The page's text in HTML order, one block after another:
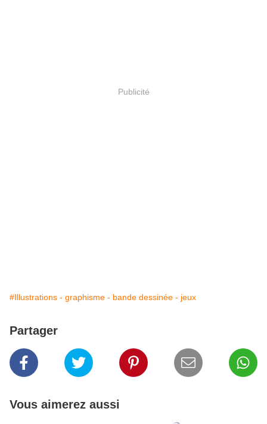
Publicité
#Illustrations - graphisme - bande dessinée - jeux
Partager
Vous aimerez aussi